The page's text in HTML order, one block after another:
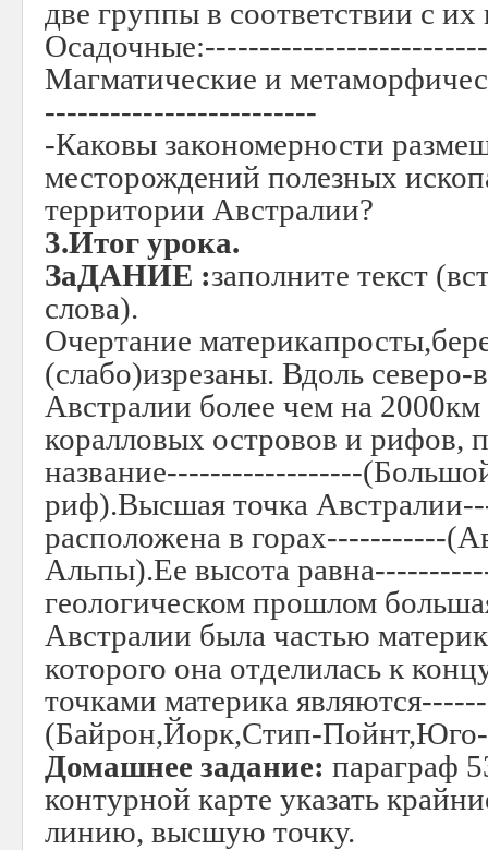
две группы в соответствии с
Магматические и
-------------------------
-Каковы закономерности
месторождений полезных
территории Австралии?
3.Итог урока.
ЗаДАНИЕ :заполните текст
слова).
Очертание
(слабо)изрезаны. Вдоль северо-
Австралии более чем на 2000км
коралловых островов и рифов,
название------------------
риф).Высшая точка
расположена в горах-----------
Альпы).Ее высота
геологическом прошлом
Австралии была частью
которого она отделилась к
точками материка
(Байрон,Йорк,Стип-
Домашнее задание: параграф
контурной карте указать
линию, высшую точку.